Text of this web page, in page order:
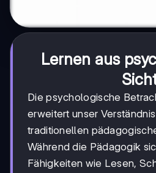
Lernen aus
Die psychologische
erweitert unser
traditionellen
Während die Pädagogik
Fähigkeiten wie Lesen,